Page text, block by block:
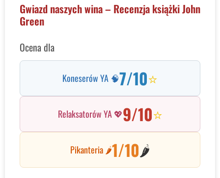
Gwiazd naszych wina – Recenzja książki John
Green
Ocena dla
Koneserów YA 🧠7/10⭐
Relaksatorów YA 💖9/10⭐
Pikanteria 🌶️1/10🌶️